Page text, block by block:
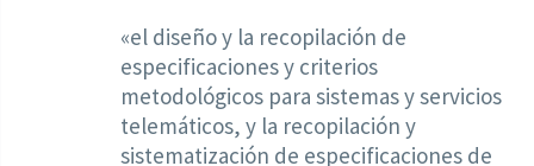
«el diseño y la recopilación de
especificaciones y criterios
metodológicos para sistemas y servicios
telemáticos, y la recopilación y
sistematización de especificaciones de